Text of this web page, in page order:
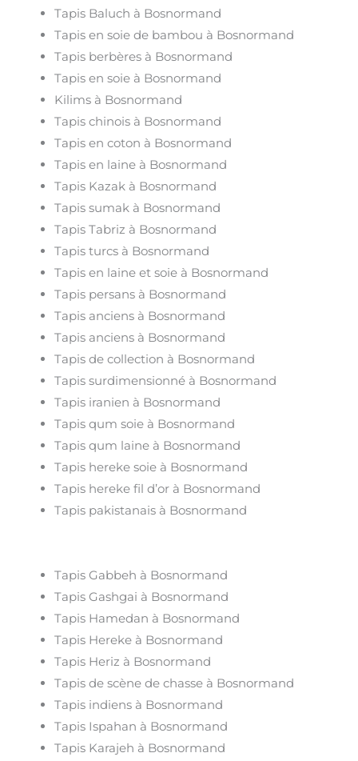
Tapis Baluch à Bosnormand
Tapis en soie de bambou à Bosnormand
Tapis berbères à Bosnormand
Tapis en soie à Bosnormand
Kilims à Bosnormand
Tapis chinois à Bosnormand
Tapis en coton à Bosnormand
Tapis en laine à Bosnormand
Tapis Kazak à Bosnormand
Tapis sumak à Bosnormand
Tapis Tabriz à Bosnormand
Tapis turcs à Bosnormand
Tapis en laine et soie à Bosnormand
Tapis persans à Bosnormand
Tapis anciens à Bosnormand
Tapis anciens à Bosnormand
Tapis de collection à Bosnormand
Tapis surdimensionné à Bosnormand
Tapis iranien à Bosnormand
Tapis qum soie à Bosnormand
Tapis qum laine à Bosnormand
Tapis hereke soie à Bosnormand
Tapis hereke fil d’or à Bosnormand
Tapis pakistanais à Bosnormand
Tapis Gabbeh à Bosnormand
Tapis Gashgai à Bosnormand
Tapis Hamedan à Bosnormand
Tapis Hereke à Bosnormand
Tapis Heriz à Bosnormand
Tapis de scène de chasse à Bosnormand
Tapis indiens à Bosnormand
Tapis Ispahan à Bosnormand
Tapis Karajeh à Bosnormand